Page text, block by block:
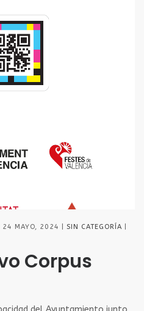
24 MAYO, 2024
SIN CATEGORÍA
Corpus